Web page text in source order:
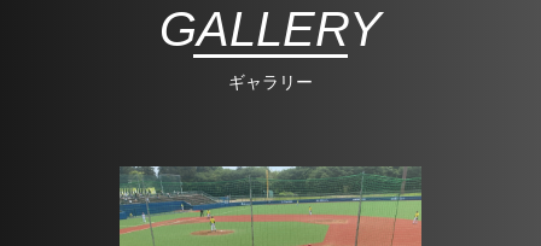
ギャラリー
GALLERY